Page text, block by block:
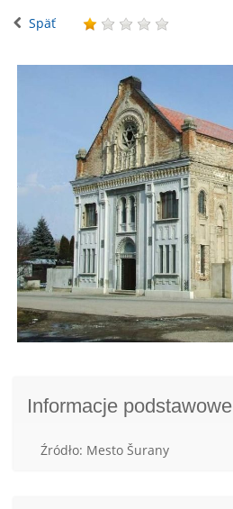
Späť
Informacje podstawowe
Źródło: Mesto Šurany